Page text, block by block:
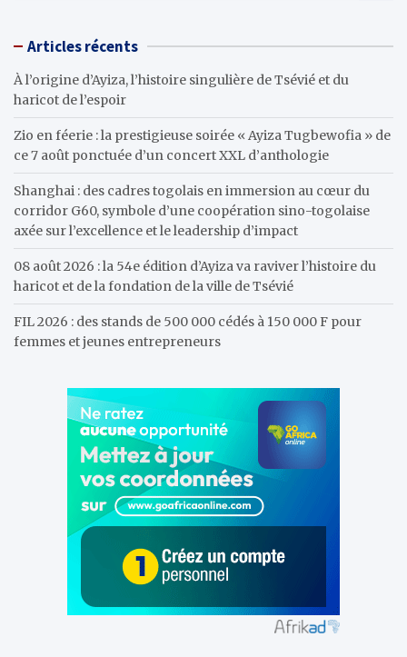
c
h
Articles récents
À l’origine d’Ayiza, l’histoire singulière de Tsévié et du
haricot de l’espoir
Zio en féerie : la prestigieuse soirée « Ayiza Tugbewofia » de
ce 7 août ponctuée d’un concert XXL d’anthologie
Shanghai : des cadres togolais en immersion au cœur du
corridor G60, symbole d’une coopération sino-togolaise
axée sur l’excellence et le leadership d’impact
08 août 2026 : la 54e édition d’Ayiza va raviver l’histoire du
haricot et de la fondation de la ville de Tsévié
FIL 2026 : des stands de 500 000 cédés à 150 000 F pour
femmes et jeunes entrepreneurs